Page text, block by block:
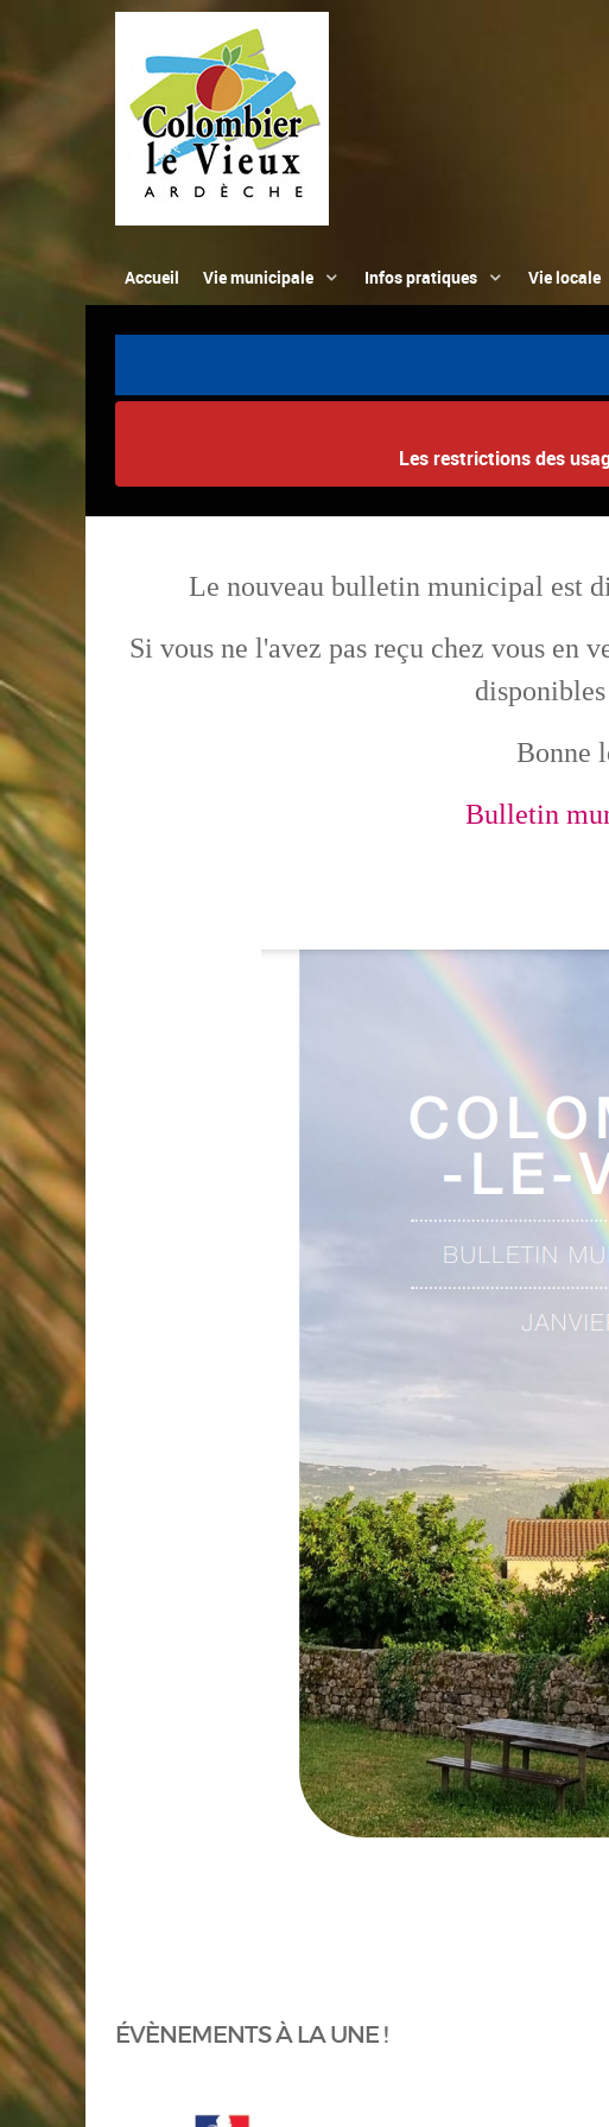
Accueil Vie municipale Infos pratiques Vie locale
Les restrictions des
Le nouveau bulletin municipal est
Si vous ne l'avez pas reçu chez vous en
Bonne
Bulletin
ÉVÈNEMENTS À LA UNE !